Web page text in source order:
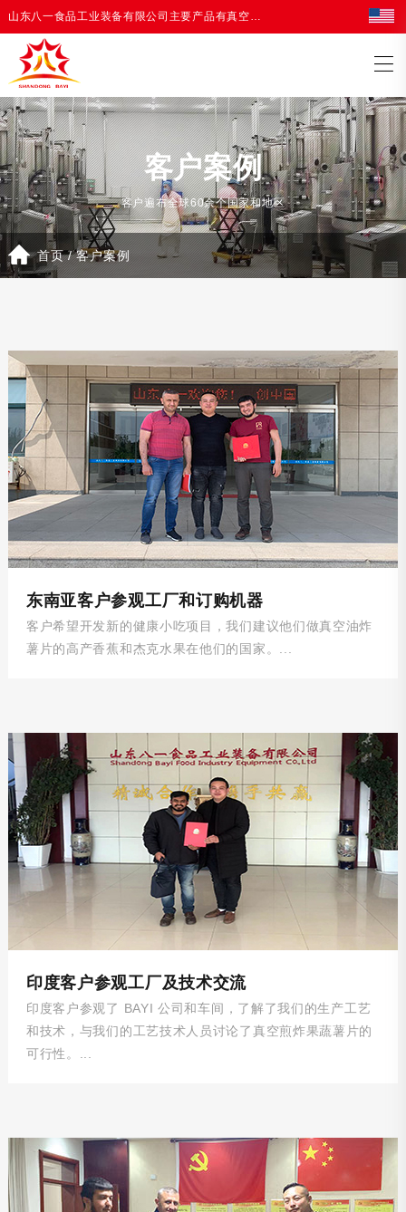
山东八一食品工业装备有限公司主要产品有真空油炸机，油炸生产线等油炸设备
客户案例
客户遍布全球60余个国家和地区
首页/客户案例
东南亚客户参观工厂和订购机器
客户希望开发新的健康小吃项目，我们建议他们做真空油炸
薯片的高产香蕉和杰克水果在他们的国家。...
印度客户参观工厂及技术交流
印度客户参观了 BAYI 公司和车间，了解了我们的生产工艺
和技术，与我们的工艺技术人员讨论了真空煎炸果蔬薯片的
可行性。...